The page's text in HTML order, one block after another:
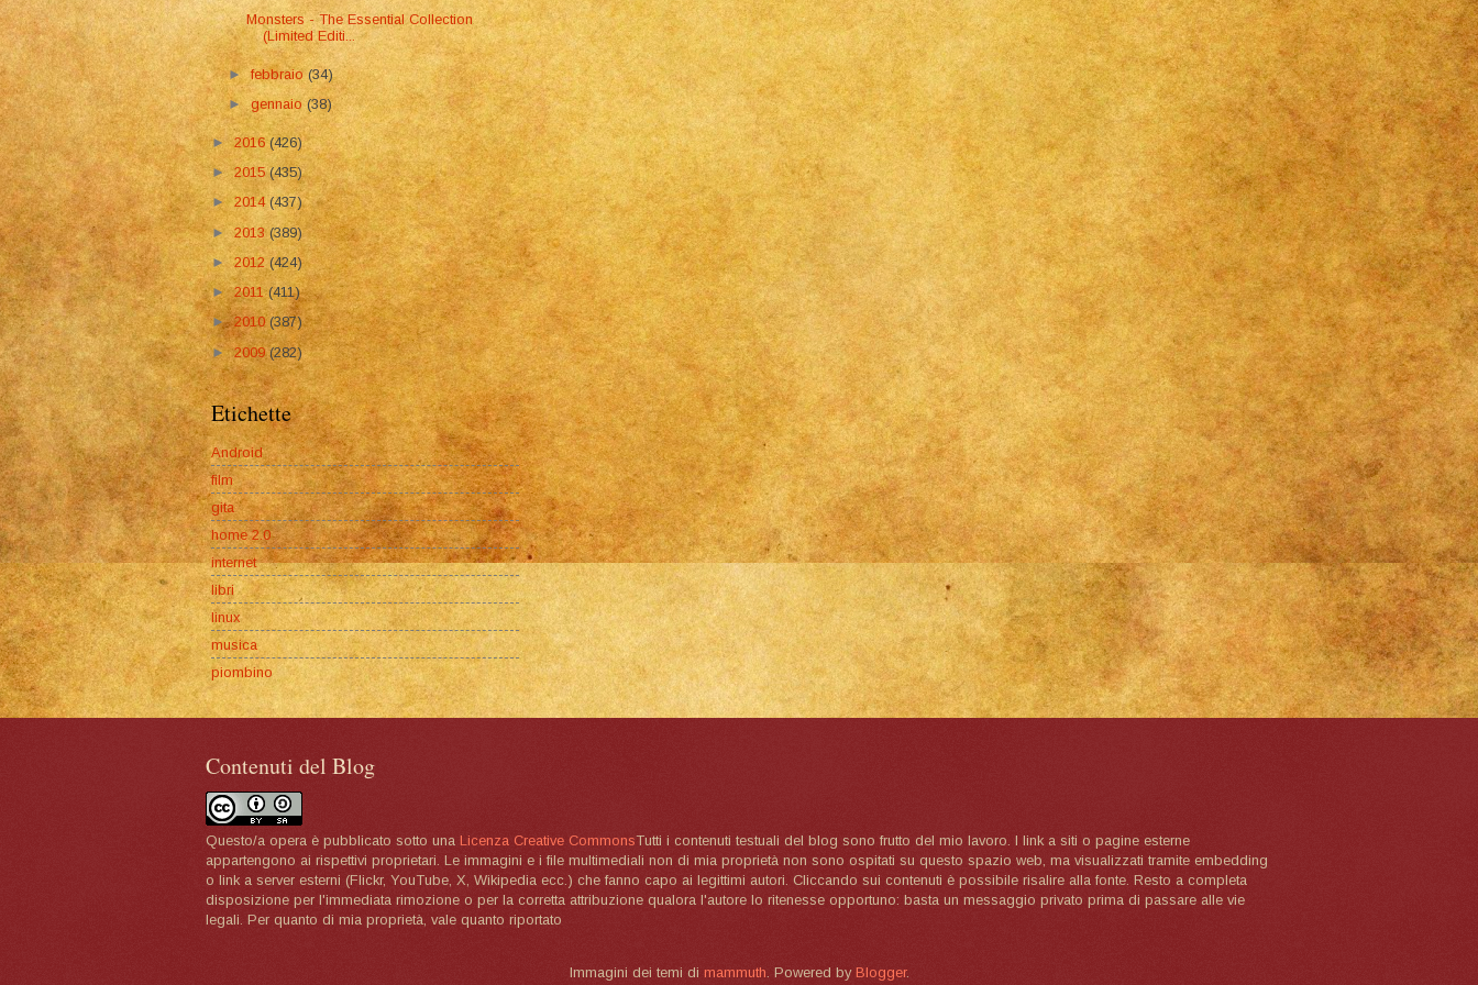
Monsters - The Essential Collection
(Limited Editi...
►febbraio (34)
►gennaio(38)
►2016(426)
►2015(435)
►2014 (437)
►2013(389)
►2012 (424)
►2011(411)
►2010(387)
►2009(282)
Etichette
Android
film
gita
home 2.0
internet
libri
linux
musica
piombino
Contenuti del Blog
Questo/a opera è pubblicato sotto una Licenza Creative CommonsTutti i contenuti testuali del blog sono frutto del mio lavoro. I link a siti o pagine esterne
appartengono ai rispettivi proprietari. Le immagini e i file multimediali non di mia proprietà non sono ospitati su questo spazio web, ma visualizzati tramite embedding
o link a server esterni (Flickr, YouTube, X, Wikipedia ecc.) che fanno capo ai legittimi autori. Cliccando sui contenuti è possibile risalire alla fonte. Resto a completa
disposizione per l'immediata rimozione o per la corretta attribuzione qualora l'autore lo ritenesse opportuno: basta un messaggio privato prima di passare alle vie
legali. Per quanto di mia proprietà, vale quanto riportato
Immagini dei temi di mammuth. Powered by Blogger.